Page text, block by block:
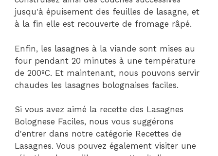
jusqu'à épuisement des feuilles de lasagne, et
à la fin elle est recouverte de fromage râpé.
Enfin, les lasagnes à la viande sont mises au
four pendant 20 minutes à une température
de 200ºC. Et maintenant, nous pouvons servir
chaudes les lasagnes bolognaises faciles.
Si vous avez aimé la recette des Lasagnes
Bolognese Faciles, nous vous suggérons
d'entrer dans notre catégorie Recettes de
Lasagnes. Vous pouvez également visiter une